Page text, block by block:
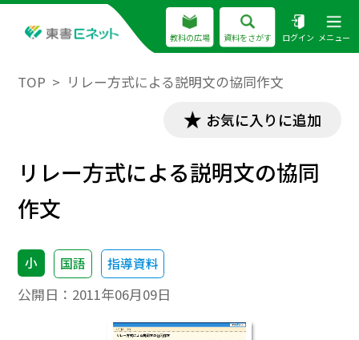
教科の広場 資料をさがす ログイン メニュー
TOP リレー方式による説明文の協同作文
お気に入りに追加
リレー方式による説明文の協同
作文
小 国語 指導資料
公開日： 2011年06月09日